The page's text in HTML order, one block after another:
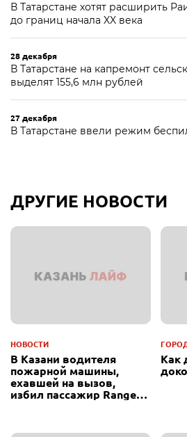
В Татарстане хотят расширить
до границ начала XX века
28 декабря
В Татарстане на капремонт
выделят 155,6 млн рублей
27 декабря
В Татарстане ввели режим
ДРУГИЕ НОВОСТИ
НОВОСТИ
В Казани водителя
пожарной машины,
ехавшей на вызов,
избил пассажир Range
Как